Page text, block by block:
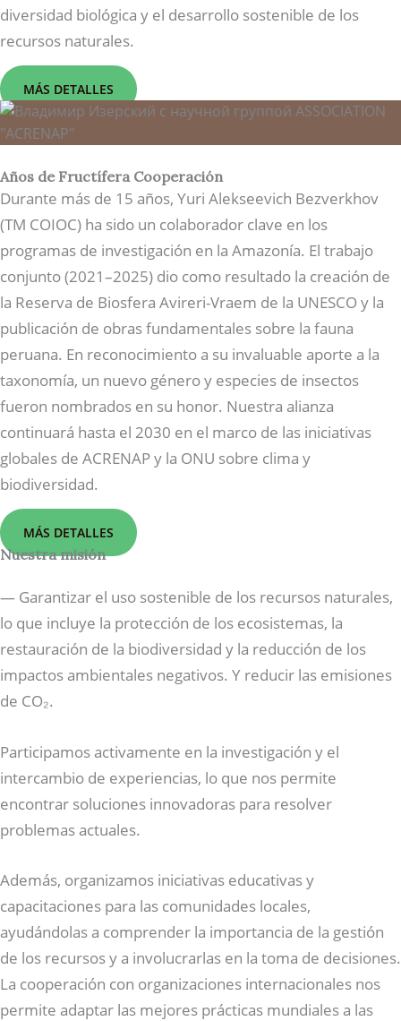
diversidad biológica y el desarrollo sostenible de los
recursos naturales.
MÁS DETALLES
Años de Fructífera Cooperación
Durante más de 15 años, Yuri Alekseevich Bezverkhov
(TM COIOC) ha sido un colaborador clave en los
programas de investigación en la Amazonía. El trabajo
conjunto (2021–2025) dio como resultado la creación de
la Reserva de Biosfera Avireri-Vraem de la UNESCO y la
publicación de obras fundamentales sobre la fauna
peruana. En reconocimiento a su invaluable aporte a la
taxonomía, un nuevo género y especies de insectos
fueron nombrados en su honor. Nuestra alianza
continuará hasta el 2030 en el marco de las iniciativas
globales de ACRENAP y la ONU sobre clima y
biodiversidad.
MÁS DETALLES
Nuestra misión
— Garantizar el uso sostenible de los recursos naturales,
lo que incluye la protección de los ecosistemas, la
restauración de la biodiversidad y la reducción de los
impactos ambientales negativos. Y reducir las emisiones
de CO₂.
Participamos activamente en la investigación y el
intercambio de experiencias, lo que nos permite
encontrar soluciones innovadoras para resolver
problemas actuales.
Además, organizamos iniciativas educativas y
capacitaciones para las comunidades locales,
ayudándolas a comprender la importancia de la gestión
de los recursos y a involucrarlas en la toma de decisiones.
La cooperación con organizaciones internacionales nos
permite adaptar las mejores prácticas mundiales a las